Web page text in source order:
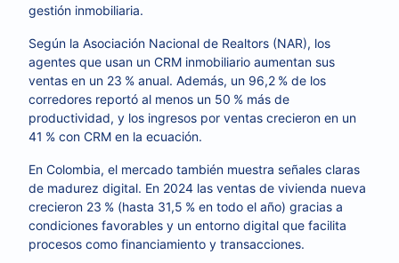
gestión inmobiliaria.
Según la Asociación Nacional de Realtors (NAR), los
agentes que usan un CRM inmobiliario aumentan sus
ventas en un 23 % anual. Además, un 96,2 % de los
corredores reportó al menos un 50 % más de
productividad, y los ingresos por ventas crecieron en un
41 % con CRM en la ecuación.
En Colombia, el mercado también muestra señales claras
de madurez digital. En 2024 las ventas de vivienda nueva
crecieron 23 % (hasta 31,5 % en todo el año) gracias a
condiciones favorables y un entorno digital que facilita
procesos como financiamiento y transacciones.